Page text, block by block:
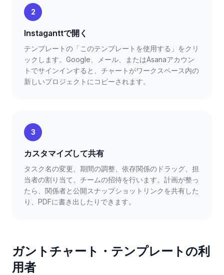
2
Instaganttで開く
テンプレートの「このテンプレートを使用する」をクリ
ックします。Google、メール、またはAsanaアカウン
トでサインインすると、チャートがワークスペース内の
新しいプロジェクトにコピーされます。
3
カスタマイズして共有
タスク名の変更、期間の調整、依存関係のドラッグ、担
当者の割り当て、チームの招待を行います。計画が整っ
たら、関係者と公開スナップショットリンクを共有した
り、PDFに書き出したりできます。
ガントチャート・テンプレートの利
用者